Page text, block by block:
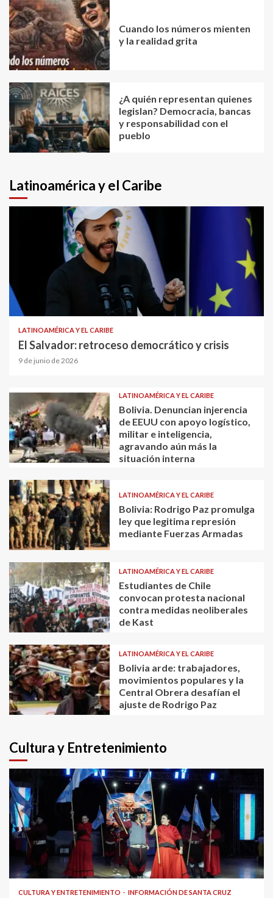
Cuando los números mienten
y la realidad grita
¿A quién representan quienes
legislan? Democracia, bancas
y responsabilidad con el
pueblo
Latinoamérica y el Caribe
LATINOAMÉRICA Y EL CARIBE
El Salvador: retroceso democrático y crisis
9 de junio de 2026
LATINOAMÉRICA Y EL CARIBE
Bolivia. Denuncian injerencia
de EEUU con apoyo logístico,
militar e inteligencia,
agravando aún más la
situación interna
LATINOAMÉRICA Y EL CARIBE
Bolivia: Rodrigo Paz promulga
ley que legitima represión
mediante Fuerzas Armadas
LATINOAMÉRICA Y EL CARIBE
Estudiantes de Chile
convocan protesta nacional
contra medidas neoliberales
de Kast
LATINOAMÉRICA Y EL CARIBE
Bolivia arde: trabajadores,
movimientos populares y la
Central Obrera desafían el
ajuste de Rodrigo Paz
Cultura y Entretenimiento
CULTURA Y ENTRETENIMIENTO INFORMACIÓN DE SANTA CRUZ